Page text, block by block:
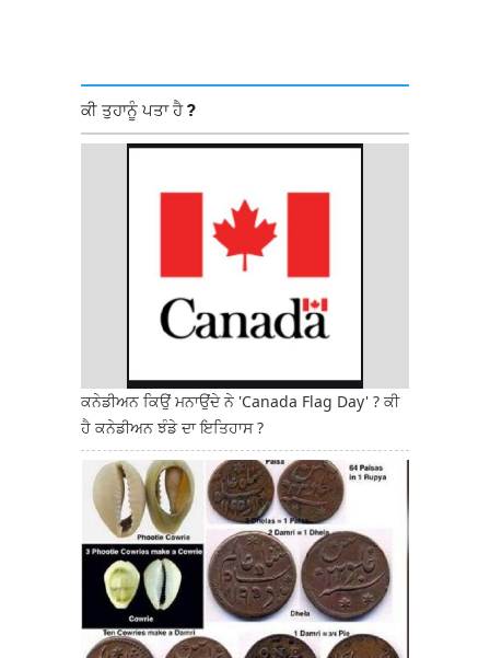
ਕੀ ਤੁਹਾਨੂੰ ਪਤਾ ਹੈ ?
ਕਨੇਡੀਅਨ ਕਿਉਂ ਮਨਾਉਂਦੇ ਨੇ 'Canada Flag Day' ? ਕੀ
ਹੈ ਕਨੇਡੀਅਨ ਝੰਡੇ ਦਾ ਇਤਿਹਾਸ ?